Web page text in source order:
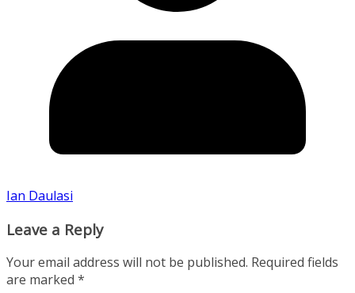
Ian Daulasi
Leave a Reply
Your email address will not be published. Required fields
are marked *